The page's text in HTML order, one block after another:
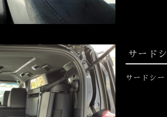
サード
サードシー